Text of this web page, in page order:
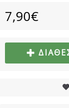
7,90€